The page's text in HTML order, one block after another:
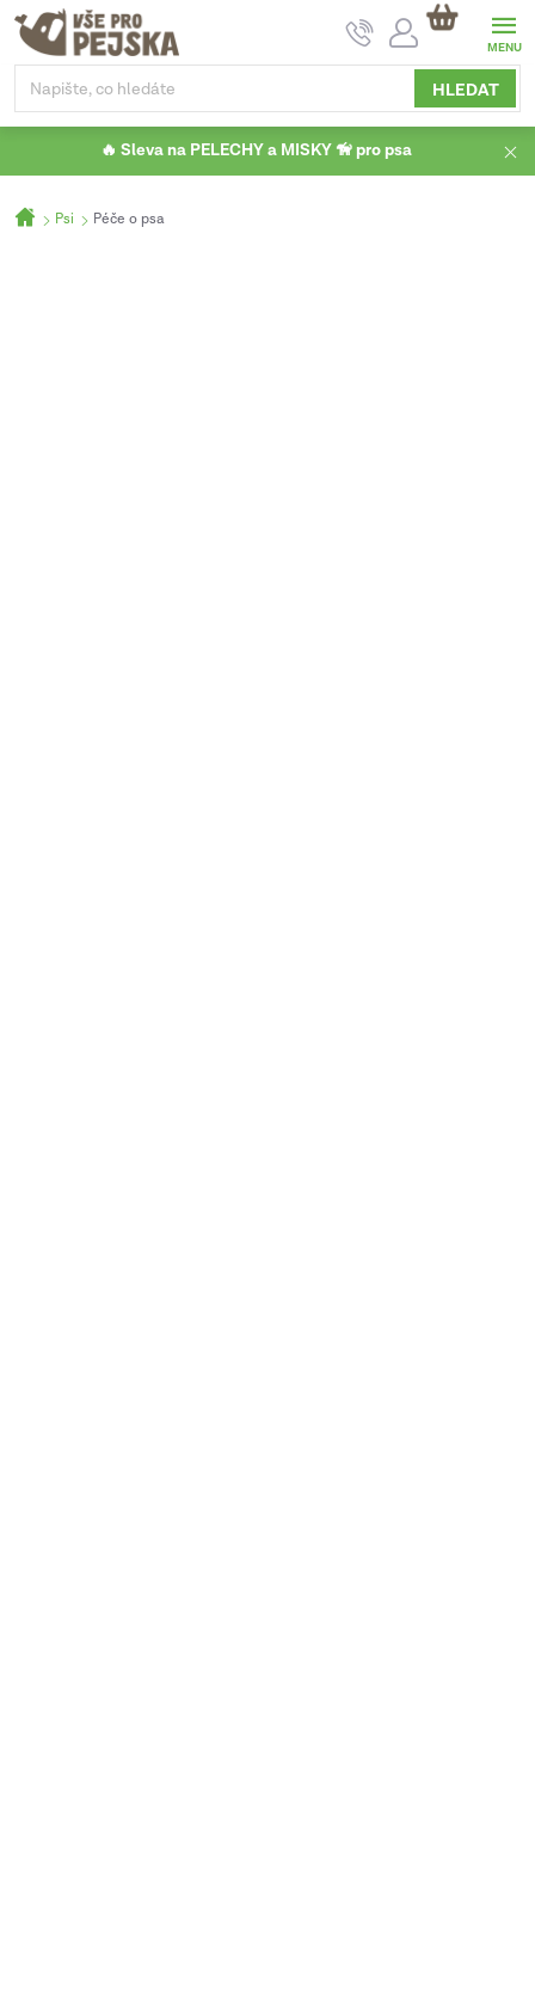
Přejít
obsah
HLEDAT
NÁKUPNÍ
KOŠÍK
🔥 Sleva na PELECHY a MISKY 🦮 pro psa
Domů
Psi Péče o psa